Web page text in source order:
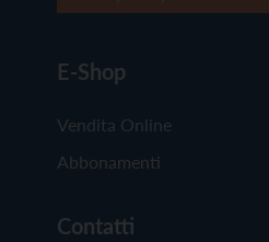
E-Shop
Vendita Online
Abbonamenti
Contatti